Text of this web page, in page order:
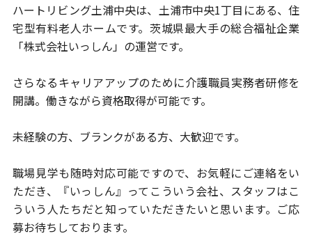
ハートリビング土浦中央は、 土浦市中央1丁目にある、住
宅型有料老人ホームです。 茨城県最大手の総合福祉企業
「株式会社いっしん」の運営です。
さらなるキャリアアップのために介護職員実務者研修を
開講。 働きながら資格取得が可能です。
未経験の方、ブランクがある方、大歓迎です。
職場見学も随時対応可能ですので、お気軽にご連絡をい
ただき、
『いっしん』ってこういう会社、スタッフはこ
ういう人たちだと知っていただきたいと思います。ご応
募お待ちしております。